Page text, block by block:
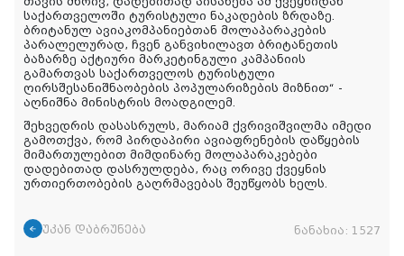
საქართველოში ტურისტული ნაკადების ზრდაზე.
ბრიტანულ ავიაკომპანიებთან მოლაპარაკების
პარალელურად, ჩვენ განვიხილავთ ბრიტანეთის
ბაზარზე აქტიური მარკეტინგული კამპანიის
გამართვას საქართველოს ტურისტული
ღირსშესანიშნაობების პოპულარიზების მიზნით“ -
აღნიშნა მინისტრის მოადგილემ.
შეხვედრის დასასრულს, მარიამ ქვრივიშვილმა იმედი
გამოთქვა, რომ პირდაპირი ავიაფრენების დაწყების
მიმართულებით მიმდინარე მოლაპარაკებები
დადებითად დასრულდება, რაც ორივე ქვეყნის
ურთიერთობების გაღრმავებას შეუწყობს ხელს.
უკან დაბრუნება ნანახია: 1527